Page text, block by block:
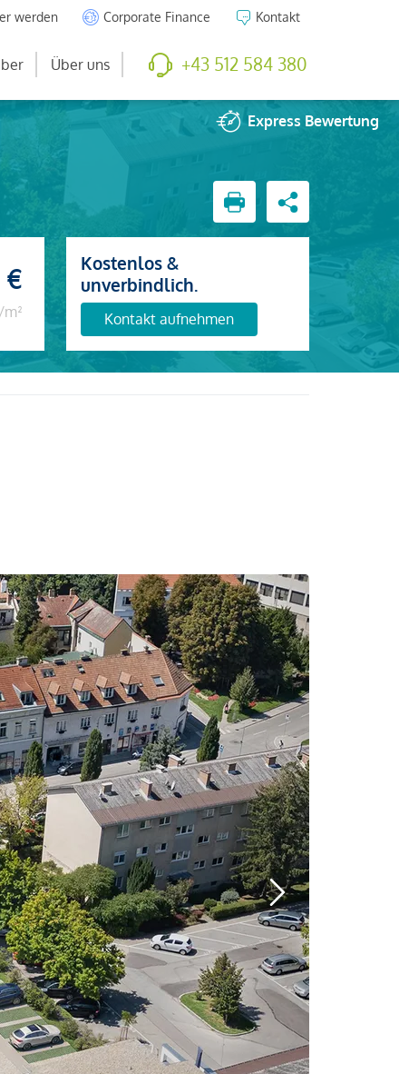
werden Corporate Finance Kontakt
Über uns +43 512 584 380
Express Bewertung
€
m²
Kostenlos &
unverbindlich.
Kontakt aufnehmen